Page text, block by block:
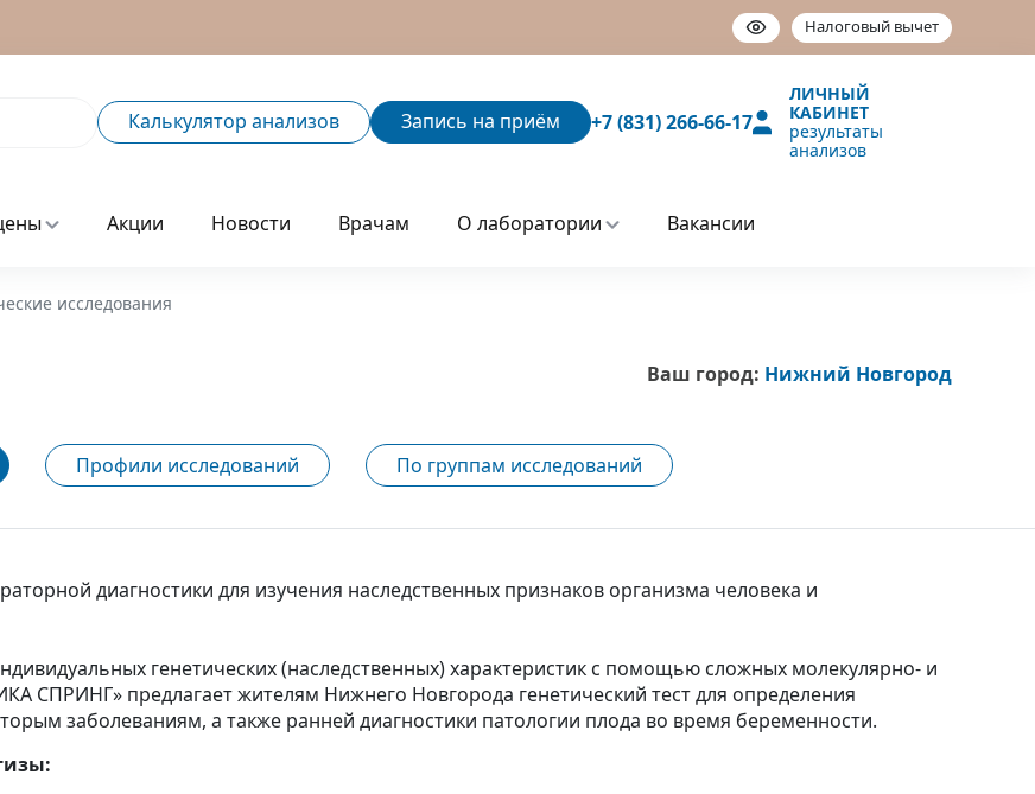
Налоговый вычет
Калькулятор анализов Запись на приём +7 (831) 266-66-17
ЛИЧНЫЙ
КАБИНЕТ
результаты
анализов
Акции Новости Врачам О лаборатории Вакансии
исследования
Ваш город: Нижний Новгород
Профили исследований По группам исследований
диагностики для изучения наследственных признаков организма человека и
генетических (наследственных) характеристик с помощью сложных молекулярно- и
СПРИНГ» предлагает жителям Нижнего Новгорода генетический тест для определения
заболеваниям, а также ранней диагностики патологии плода во время беременности.